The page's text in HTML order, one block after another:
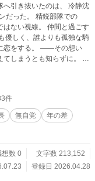
鋭部隊での
はない視線。 仲間と過ごす
しまうとも知らずに。 誰
騎士団長にだけ、甘く熱
れてはいけな
命も
人の愛の物語。 ～第二
発現したウツロとして、 シ
件
無自覚
年の差
想数 0
文字数 213,152
登録日 2026.04.28